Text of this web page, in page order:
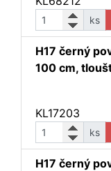
ks
H17 černý
100 cm,
KL17203
ks
H17 černý